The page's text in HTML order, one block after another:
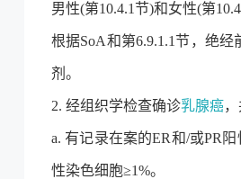
男性(第10.4.1节)和女性(第
根据SoA和第6.9.1.1节，绝
剂。
2. 经组织学检查确诊乳腺癌
a. 有记录在案的ER和/或PR
性染色细胞≥1%。